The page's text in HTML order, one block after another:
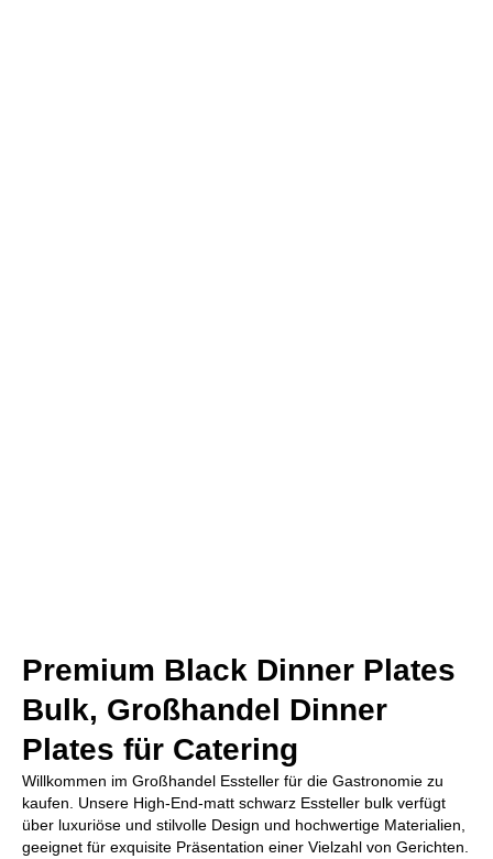
Premium Black Dinner Plates
Bulk, Großhandel Dinner
Plates für Catering
Willkommen im Großhandel Essteller für die Gastronomie zu
kaufen. Unsere High-End-matt schwarz Essteller bulk verfügt
über luxuriöse und stilvolle Design und hochwertige Materialien,
geeignet für exquisite Präsentation einer Vielzahl von Gerichten.